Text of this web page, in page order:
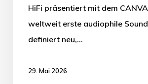
HiFi präsentiert mit dem
weltweit erste audiophile
definiert neu,…
29. Mai 2026